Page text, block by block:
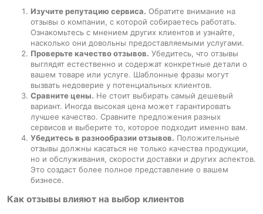
Изучите репутацию сервиса. Обратите внимание на
отзывы о компании, с которой собираетесь работать.
Ознакомьтесь с мнением других клиентов и узнайте,
насколько они довольны предоставляемыми услугами.
Проверьте качество отзывов. Убедитесь, что отзывы
выглядят естественно и содержат конкретные детали о
вашем товаре или услуге. Шаблонные фразы могут
вызвать недоверие у потенциальных клиентов.
Сравните цены. Не стоит выбирать самый дешевый
вариант. Иногда высокая цена может гарантировать
лучшее качество. Сравните предложения разных
сервисов и выберите то, которое подходит именно вам.
Убедитесь в разнообразии отзывов. Положительные
отзывы должны касаться не только качества продукции,
но и обслуживания, скорости доставки и других аспектов.
Это создаст более полное представление о вашем
бизнесе.
Как отзывы влияют на выбор клиентов